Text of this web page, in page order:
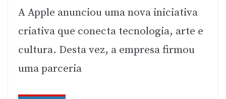
A Apple anunciou uma nova iniciativa
criativa que conecta tecnologia, arte e
cultura. Desta vez, a empresa firmou
uma parceria